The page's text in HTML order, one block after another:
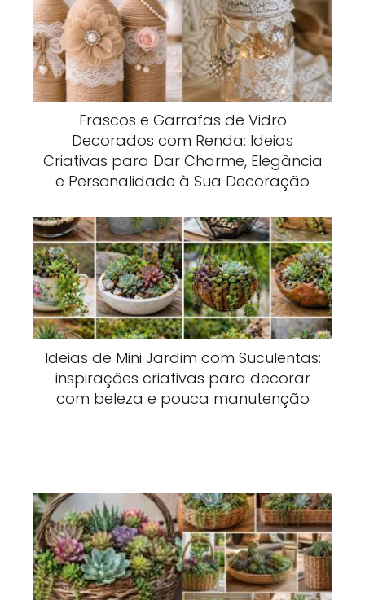
Frascos e Garrafas de Vidro
Decorados com Renda: Ideias
Criativas para Dar Charme, Elegância
e Personalidade à Sua Decoração
Ideias de Mini Jardim com Suculentas:
inspirações criativas para decorar
com beleza e pouca manutenção